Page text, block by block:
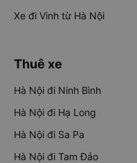
Xe đi Vinh từ Hà Nội
Thuê xe
Hà Nội đi Ninh Bình
Hà Nội đi Hạ Long
Hà Nội đi Sa Pa
Hà Nội đi Tam Đảo